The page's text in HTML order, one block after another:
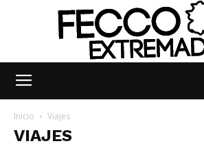
Inicio Viajes
VIAJES